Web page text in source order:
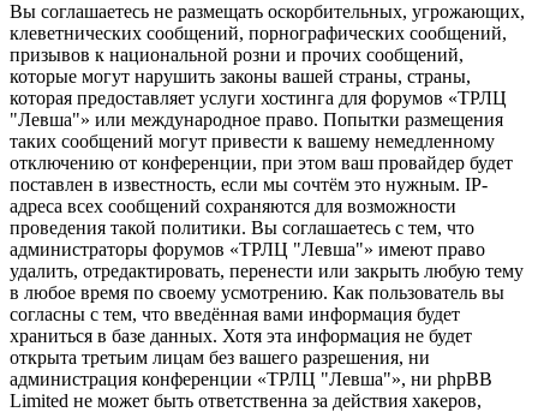
Вы соглашаетесь не размещать оскорбительных, угрожающих,
клеветнических сообщений, порнографических сообщений,
призывов к национальной розни и прочих сообщений,
которые могут нарушить законы вашей страны, страны,
которая предоставляет услуги хостинга для форумов «ТРЛЦ
"Левша"» или международное право. Попытки размещения
таких сообщений могут привести к вашему немедленному
отключению от конференции, при этом ваш провайдер будет
поставлен в известность, если мы сочтём это нужным. IP-
адреса всех сообщений сохраняются для возможности
проведения такой политики. Вы соглашаетесь с тем, что
администраторы форумов «ТРЛЦ "Левша"» имеют право
удалить, отредактировать, перенести или закрыть любую тему
в любое время по своему усмотрению. Как пользователь вы
согласны с тем, что введённая вами информация будет
храниться в базе данных. Хотя эта информация не будет
открыта третьим лицам без вашего разрешения, ни
администрация конференции «ТРЛЦ "Левша"», ни phpBB
Limited не может быть ответственна за действия хакеров,